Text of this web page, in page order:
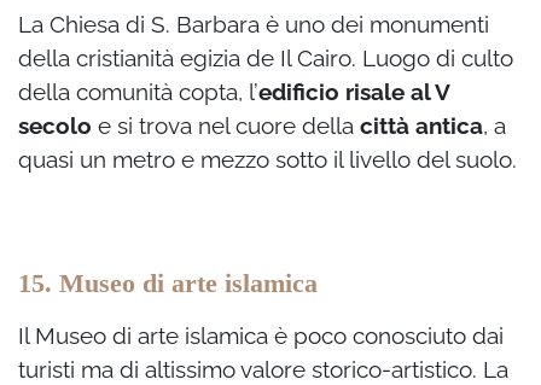
La Chiesa di S. Barbara è uno dei monumenti
della cristianità egizia de Il Cairo. Luogo di culto
della comunità copta, l’edificio risale al V
secolo e si trova nel cuore della città antica, a
quasi un metro e mezzo sotto il livello del suolo.
15. Museo di arte islamica
Il Museo di arte islamica è poco conosciuto dai
turisti ma di altissimo valore storico-artistico. La